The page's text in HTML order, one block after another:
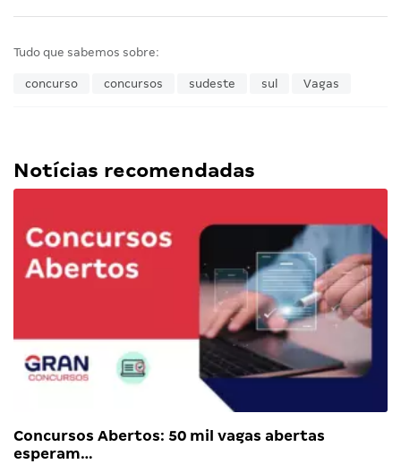
Tudo que sabemos sobre:
concurso concursos sudeste sul Vagas
Notícias recomendadas
Concursos Abertos: 50 mil vagas abertas
esperam…